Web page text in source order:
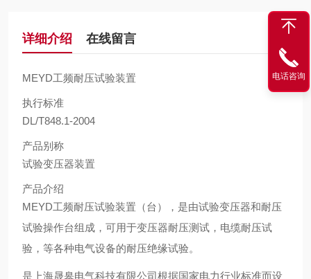
详细介绍 在线留言
MEYD工频耐压试验装置
执行标准
DL/T848.1-2004
产品别称
试验变压器装置
产品介绍
MEYD工频耐压试验装置 （台），是由试验变压器和耐压
试验操作台组成，可用于变压器耐压测试，电缆耐压试
验，等各种电气设备的耐压绝缘试验。
是上海晟皋电气科技有限公司根据国家电力行业标准而设
电话咨询